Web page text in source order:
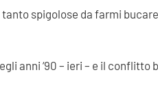
spigolose da farmi
anni ‘90 – ieri – e il